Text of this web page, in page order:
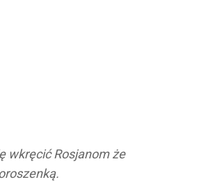
wkręcić Rosjanom że